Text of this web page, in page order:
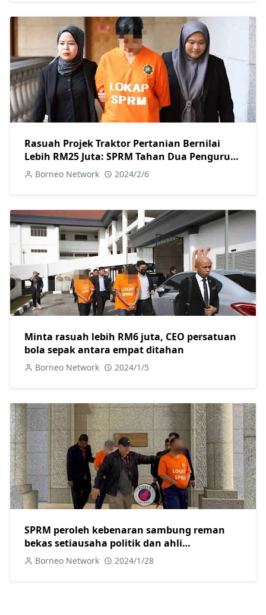
Rasuah Projek Traktor Pertanian Bernilai
Lebih RM25 Juta: SPRM Tahan Dua Pengurus
Besar dan Reman Seorang Pengarah Urusan
Borneo Network 2024/2/6
Minta rasuah lebih RM6 juta, CEO persatuan
bola sepak antara empat ditahan
Borneo Network 2024/1/5
SPRM peroleh kebenaran sambung reman
bekas setiausaha politik dan ahli
perniagaan.
Borneo Network 2024/1/28